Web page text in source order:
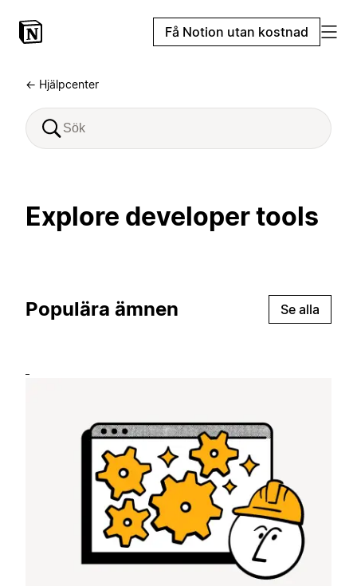
Få Notion utan kostnad
← Hjälpcenter
Explore developer tools
Populära ämnen Se alla